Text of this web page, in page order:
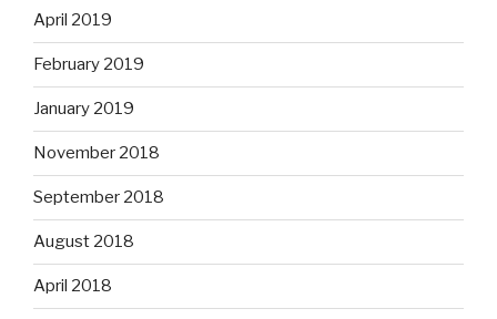
April 2019
February 2019
January 2019
November 2018
September 2018
August 2018
April 2018